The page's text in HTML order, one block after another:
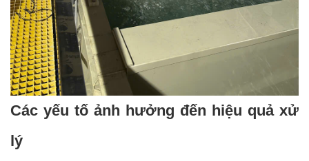
Các yếu tố ảnh hưởng đến hiệu quả xử
lý